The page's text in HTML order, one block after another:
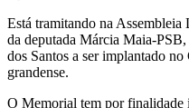
Está tramitando na
da deputada Márcia Maia-
dos Santos a ser implantado
grandense.
O Memorial tem por finalidade